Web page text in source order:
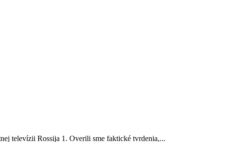
televízii Rossija 1. Overili sme faktické tvrdenia,...